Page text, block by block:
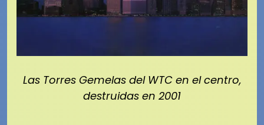
Las Torres Gemelas del WTC en el centro,
destruidas en 2001